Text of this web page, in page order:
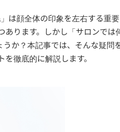
は顔全体の印象を左右する重
ります。しかし「サロンでは
か？本記事では、そんな疑問
徹底的に解説します。